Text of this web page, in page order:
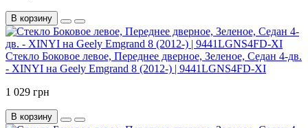
В корзину
Стекло Боковое левое, Переднее дверное, Зеленое, Седан 4-дв.
- XINYI на Geely Emgrand 8 (2012-) | 9441LGNS4FD-XI
1 029 грн
В корзину